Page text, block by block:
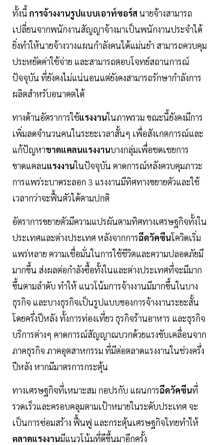
ทั้งนี้ การจ้างงานรูปแบบเอาท์ซอร์สนายจ้างสามารถ
เปลี่ยนจากพนักงานสัญญาจ้างมาเป็นพนักงานประจำได้
ยิ่งทำให้นายจ้างวางแผนกำลังคนได้แม่นยำ สามารถควบคุม
ประหยัดค่าใช้จ่าย และสามารถตอบโจทย์สถานการณ์
ปัจจุบัน ที่ยังคงไม่แน่นอนแต่ยังคงสามารถรักษากำลังการ
ผลิตสำหรับอนาคตได้
ทางด้านอัตราการใช้แรงงานในภาพรวม ขณะนี้ยังคงมีการ
เพิ่มลดจำนวนคนในระยะเวลาสั้นๆ เพื่อสังเกตการณ์และ
แก้ปัญหาขาดแคลนแรงงานบางกลุ่มเพื่อชดเชยการ
ขาดแคลนแรงงานในปัจจุบัน คาดการณ์หลังควบคุมภาวะ
การแพร่ระบาดระลอก 3 แรงงานมีทิศทางขยายตัวและใช้
เวลากว่าจะฟื้นตัวได้ตามปกติ
อัตราการขยายตัวมีความแปรผันตามทิศทางเศรษฐกิจทั้งใน
ประเทศและต่างประเทศ หลังจากการฉีดวัคซีนโควิดเริ่ม
แพร่หลาย ความเชื่อมั่นในการใช้ชีวิตและความปลอดภัยมี
มากขึ้น ส่งผลต่อกำลังซื้อทั้งในและต่างประเทศที่จะมีมาก
ขึ้นตามลำดับ ทำให้ แนวโน้มการจ้างงานมีมากขึ้นในบาง
ธุรกิจ และบางธุรกิจเป็นรูปแบบของการจ้างงานระยะสั้น
โดยครึ่งปีหลัง ทั้งการท่องเที่ยว ธุรกิจร้านอาหาร และธุรกิจ
บริการต่างๆ คาดการณ์สัญญาณบวกด้วยแรงขับเคลื่อนจาก
ภาคธุรกิจ ภาคอุตสาหกรรม ที่มีต่อตลาดแรงงานในช่วงครึ่ง
ปีหลัง หากมีมาตรการกระตุ้น
ทางเศรษฐกิจที่เหมาะสม กอปรกับ แผนการฉีดวัคซีนที่
รวดเร็วและครอบคลุมตามเป้าหมายในระดับประเทศ จะ
เป็นการซ่อมสร้าง ฟื้นฟู และกระตุ้นเศรษฐกิจไทยทำให้
ตลาดแรงงานมีแนวโน้มที่ดีขึ้นมาอีกครั้ง